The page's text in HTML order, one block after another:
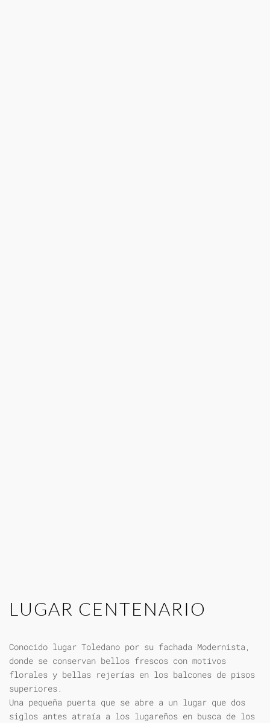
LUGAR CENTENARIO
Conocido lugar Toledano por su fachada Modernista,
donde se conservan bellos frescos con motivos
florales y bellas rejerías en los balcones de pisos
superiores.
Una pequeña puerta que se abre a un lugar que dos
siglos antes atraía a los lugareños en busca de los